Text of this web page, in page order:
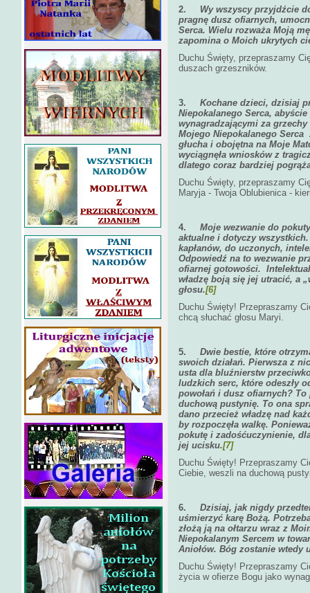
2. Wy wszyscy przyjdźcie
pragnę dusz ofiarnych,
Serca. Wielu rozważa Moją
zapomina o Moich ukrytych
Duchu Święty, przepraszamy
duszach grzeszników.
3. Kochane dzieci, dzisiaj
Niepokalanego Serca,
wynagradzającymi za
Mojego Niepokalanego
głucha i obojętna na Moje
wyciągnęła wniosków z
dlatego coraz bardziej
Duchu Święty, przepraszamy
Maryja - Twoja Oblubienica -
4. Moje wezwanie do
aktualne i dotyczy
kapłanów, do uczonych,
Odpowiedź na to wezwanie
ofiarnej gotowości.
władzę boją się jej utracić, a
głosu.[6]
Duchu Święty! Przepraszamy
chcą słuchać głosu Maryi.
5. Dwie bestie, które
swoich działań. Pierwsza z
usta dla bluźnierstw
ludzkich serc, które odeszły
powołań i dusz ofiarnych? To
duchową pustynię. To ona
dano przecież władzę nad
by rozpoczęła walkę.
pokutę i zadośćuczynienie,
jej ucisku.[7]
Duchu Święty! Przepraszamy
Ciebie, weszli na duchową
6. Dzisiaj, jak nigdy
uśmierzyć karę Bożą.
złożą ją na ołtarzu wraz z
Niepokalanym Sercem w
Aniołów. Bóg zostanie wtedy
Duchu Święty! Przepraszamy
życia w ofierze Bogu jako